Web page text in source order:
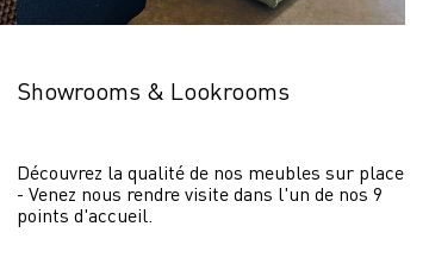
Showrooms & Lookrooms
Découvrez la qualité de nos meubles sur place
- Venez nous rendre visite dans l'un de nos 9
points d'accueil.